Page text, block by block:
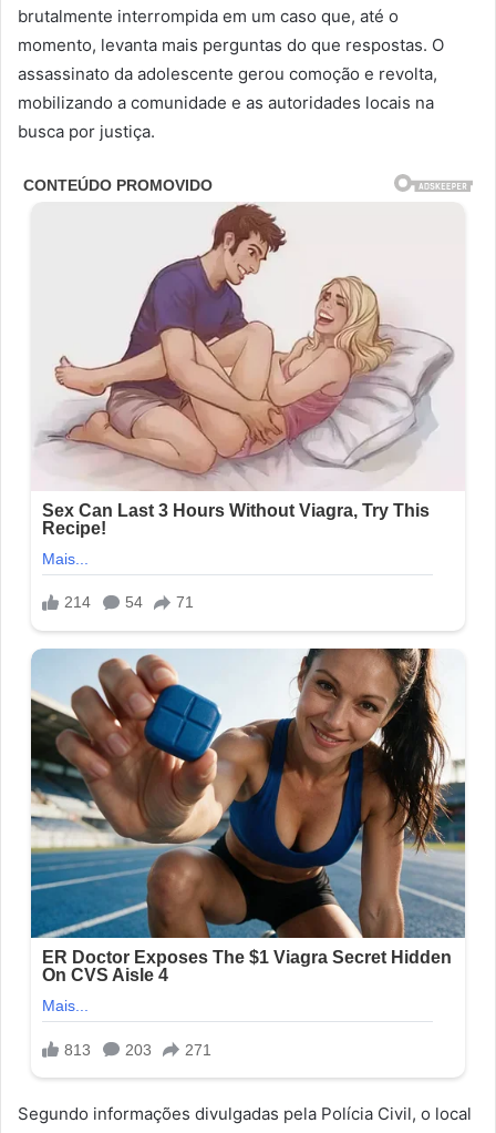
brutalmente interrompida em um caso que, até o
momento, levanta mais perguntas do que respostas. O
assassinato da adolescente gerou comoção e revolta,
mobilizando a comunidade e as autoridades locais na
busca por justiça.
Segundo informações divulgadas pela Polícia Civil, o local